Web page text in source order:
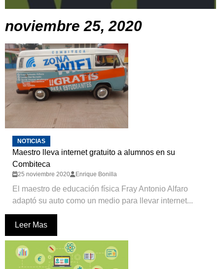
noviembre 25, 2020
NOTICIAS
Maestro lleva internet gratuito a alumnos en su
Combiteca
25 noviembre 2020 Enrique Bonilla
El maestro de educación física Fray Antonio Alfaro
adaptó su auto como un medio para llevar internet...
Leer Mas